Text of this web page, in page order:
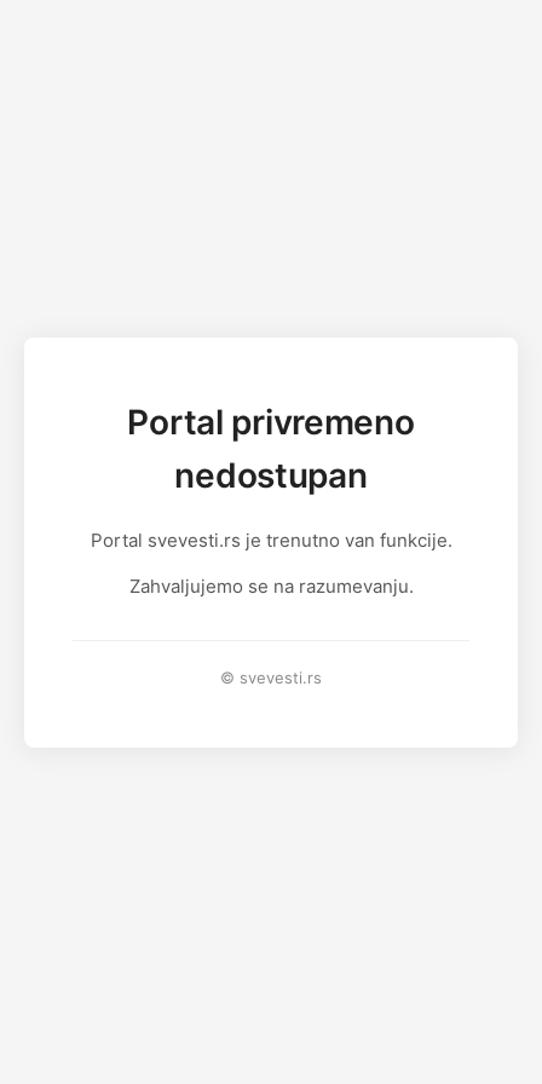
Portal privremeno
nedostupan
Portal svevesti.rs je trenutno van funkcije.
Zahvaljujemo se na razumevanju.
© svevesti.rs